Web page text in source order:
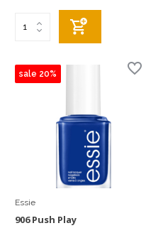
sale 20%
Essie
906 Push Play